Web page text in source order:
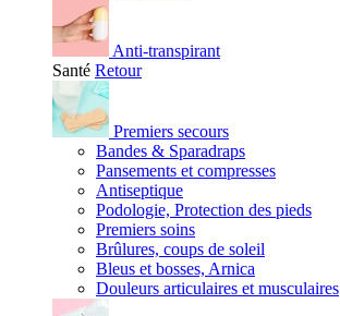
Anti-transpirant
Santé Retour
Premiers secours
Bandes & Sparadraps
Pansements et compresses
Antiseptique
Podologie, Protection des pieds
Premiers soins
Brûlures, coups de soleil
Bleus et bosses, Arnica
Douleurs articulaires et musculaires